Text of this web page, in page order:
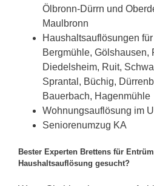
Ölbronn-Dürrn und
Maulbronn
Haushaltsauflösungen
Bergmühle, Gölshausen,
Diedelsheim, Ruit,
Sprantal, Büchig,
Bauerbach, Hagenmühle
Wohnungsauflösung im
Seniorenumzug KA
Bester Experten Brettens für
Haushaltsauflösung gesucht?